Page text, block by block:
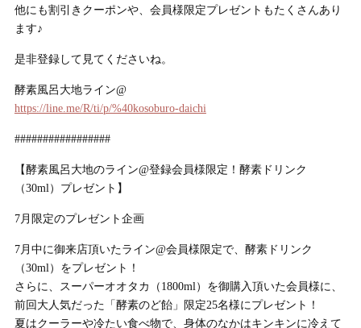
他にも割引きクーポンや、会員様限定プレゼントもたくさんあり
ます♪
是非登録して見てくださいね。
酵素風呂大地ライン@
https://line.me/R/ti/p/%40kosoburo-daichi
#################
【酵素風呂大地のライン@登録会員様限定！酵素ドリンク
（30ml）プレゼント】
7月限定のプレゼント企画
7月中に御来店頂いたライン@会員様限定で、酵素ドリンク
（30ml）をプレゼント！
さらに、スーパーオオタカ（1800ml）を御購入頂いた会員様に、
前回大人気だった「酵素のど飴」限定25名様にプレゼント！
夏はクーラーや冷たい食べ物で、身体のなかはキンキンに冷えて